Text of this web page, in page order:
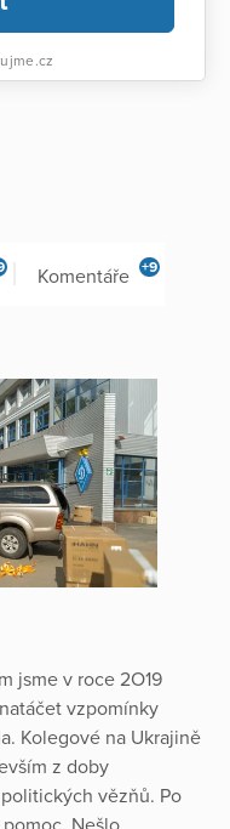
Komentáře +9
jsme v roce 2O19
vzpomínky
Kolegové na Ukrajině
z doby
vězňů. Po